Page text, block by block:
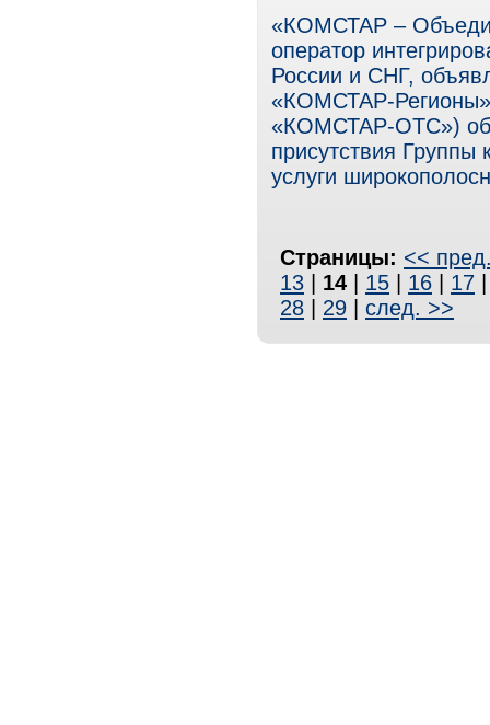
«КОМСТАР –
оператор
России и СНГ,
«КОМСТАР-
«КОМСТАР-ОТС»)
присутствия Группы
услуги
Страницы: <<
13
14 15 16 17
28
29 след. >>